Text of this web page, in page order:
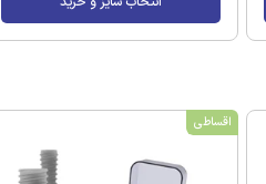
اقساطی